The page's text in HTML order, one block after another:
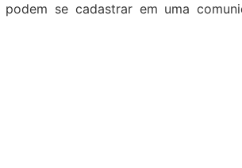
se cadastrar em uma